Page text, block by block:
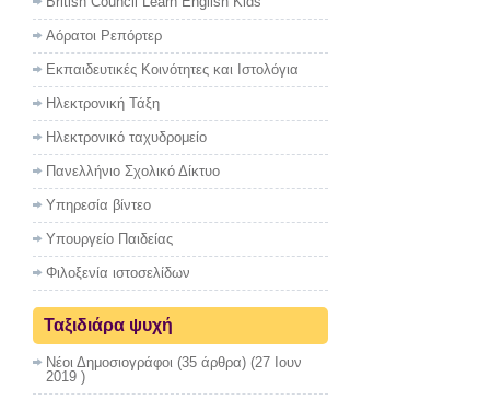
Αόρατοι Ρεπόρτερ
Εκπαιδευτικές Κοινότητες και Ιστολόγια
Ηλεκτρονική Τάξη
Ηλεκτρονικό ταχυδρομείο
Πανελλήνιο Σχολικό Δίκτυο
Υπηρεσία βίντεο
Υπουργείο Παιδείας
Φιλοξενία ιστοσελίδων
Ταξιδιάρα ψυχή
Νέοι Δημοσιογράφοι (35 άρθρα) (27 Ιουν
2019 )